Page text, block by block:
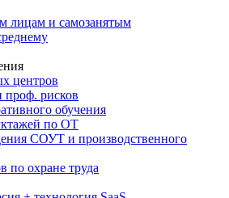
лицам и самозанятым
центров
проф. рисков
обучения
по ОТ
СОУТ и производственного
по охране труда